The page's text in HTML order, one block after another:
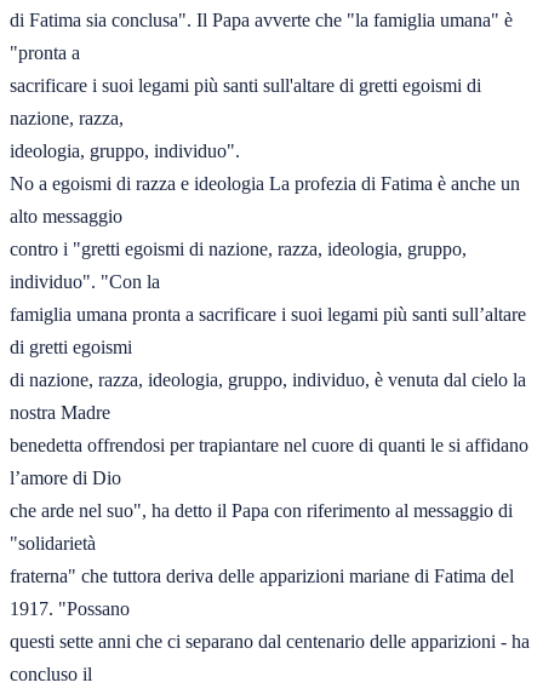
di Fatima sia conclusa". Il Papa avverte che "la famiglia umana" è
"pronta a
sacrificare i suoi legami più santi sull'altare di gretti egoismi di
nazione, razza,
ideologia, gruppo, individuo".
No a egoismi di razza e ideologia La profezia di Fatima è anche un
alto messaggio
contro i "gretti egoismi di nazione, razza, ideologia, gruppo,
individuo". "Con la
famiglia umana pronta a sacrificare i suoi legami più santi sull’altare
di gretti egoismi
di nazione, razza, ideologia, gruppo, individuo, è venuta dal cielo la
nostra Madre
benedetta offrendosi per trapiantare nel cuore di quanti le si affidano
l’amore di Dio
che arde nel suo", ha detto il Papa con riferimento al messaggio di
"solidarietà
fraterna" che tuttora deriva delle apparizioni mariane di Fatima del
1917. "Possano
questi sette anni che ci separano dal centenario delle apparizioni - ha
concluso il